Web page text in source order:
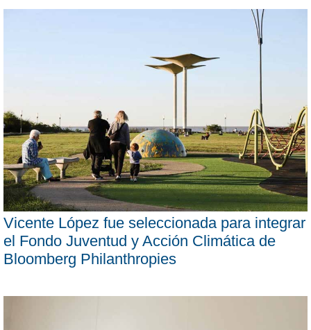
Vicente López fue seleccionada para integrar
el Fondo Juventud y Acción Climática de
Bloomberg Philanthropies